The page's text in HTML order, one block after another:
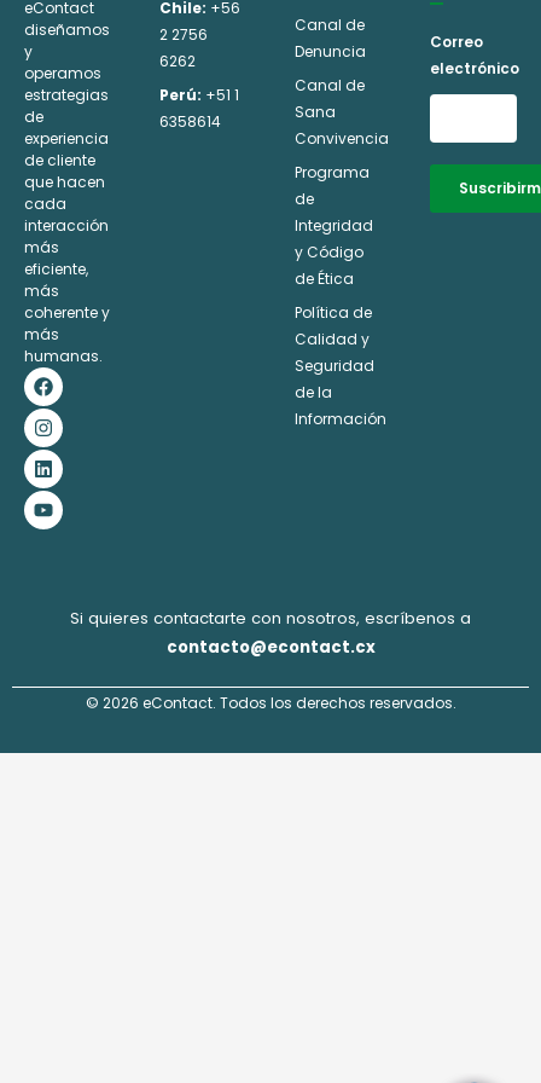
eContact
diseñamos
y
operamos
estrategias
de
experiencia
de cliente
que hacen
cada
interacción
más
eficiente,
más
coherente y
más
humanas.
F
a
c
e
b
o
o
k
I
n
s
t
a
g
r
a
m
L
i
n
k
e
d
i
n
Y
o
u
t
u
b
e
Chile: +56
2 2756
6262
Perú: +51 1
6358614
Canal de
Denuncia
Canal de
Sana
Convivencia
Programa
de
Integridad
y Código
de Ética
Política de
Calidad y
Seguridad
de la
Información
Correo
electrónico
Si quieres contactarte con nosotros, escríbenos a
contacto@econtact.cx
© 2026 eContact. Todos los derechos reservados.